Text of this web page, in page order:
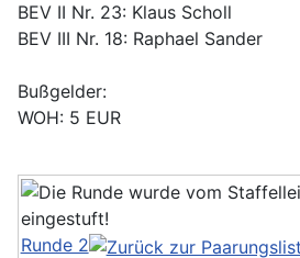
BEV II Nr. 23: Klaus Scholl
BEV III Nr. 18: Raphael Sander
Bußgelder:
WOH: 5 EUR
Runde 2